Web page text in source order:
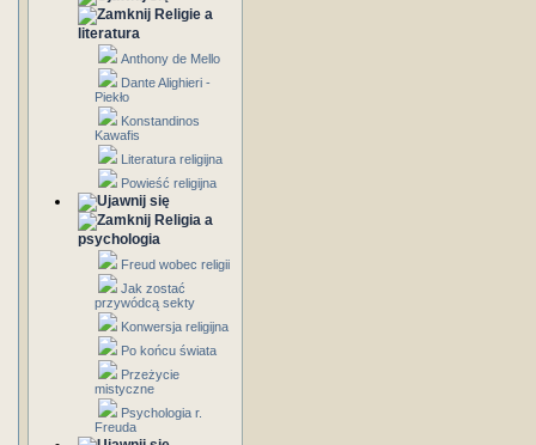
Religie a
literatura
Anthony de Mello
Dante Alighieri -
Piekło
Konstandinos
Kawafis
Literatura religijna
Powieść religijna
Religia a
psychologia
Freud wobec religii
Jak zostać
przywódcą sekty
Konwersja religijna
Po końcu świata
Przeżycie
mistyczne
Psychologia r.
Freuda